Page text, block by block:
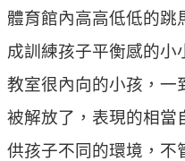
體育館內高高低低的跳
成訓練孩子平衡感的小
教室很內向的小孩，一
被解放了，表現的相當
供孩子不同的環境，不